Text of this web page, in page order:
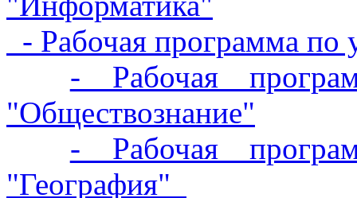
- Рабочая программа по
- Рабочая
"Обществознание"
- Рабочая
"География"